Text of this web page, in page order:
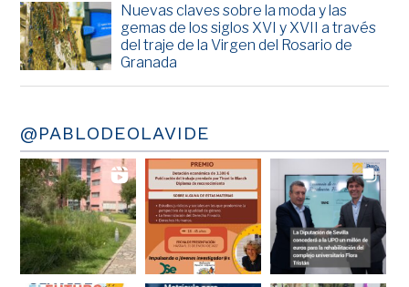
Nuevas claves sobre la moda y las
gemas de los siglos XVI y XVII a través
del traje de la Virgen del Rosario de
Granada
@PABLODEOLAVIDE